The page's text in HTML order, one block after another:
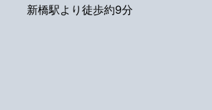
新橋駅より徒歩約9分